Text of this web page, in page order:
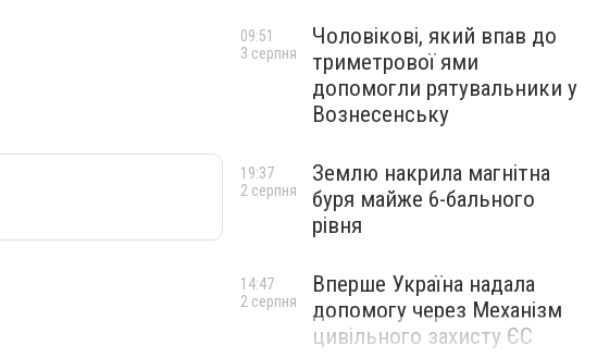
Чоловікові, який впав до
триметрової ями
допомогли рятувальники у
Вознесенську
09:51
3 серпня
Землю накрила магнітна
буря майже 6-бального
рівня
19:37
2 серпня
Вперше Україна надала
допомогу через Механізм
цивільного захисту ЄС
14:47
2 серпня